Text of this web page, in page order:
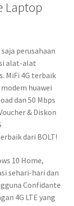
Laptop
perusahaan
alat-alat
MiFi 4G terbaik
huawei
dan 50 Mbps
& Diskon
dari BOLT!
10 Home,
sehari-hari dan
Confidante
4G LTE yang